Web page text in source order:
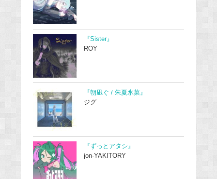
『Sister』
ROY
『朝凪ぐ / 朱夏氷菓』
ジグ
『ずっとアタシ』
jon-YAKITORY